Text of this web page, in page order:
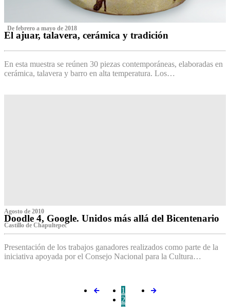
‌ De febrero a mayo de 2018
El ajuar, talavera, cerámica y tradición
En esta muestra se reúnen 30 piezas contemporáneas, elaboradas en
cerámica, talavera y barro en alta temperatura. Los…
Agosto de 2010
Doodle 4, Google. Unidos más allá del Bicentenario
Castillo de Chapultepec
Presentación de los trabajos ganadores realizados como parte de la
iniciativa apoyada por el Consejo Nacional para la Cultura…
1
2